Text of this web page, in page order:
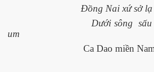
Đồng Nai xứ sở
Dưới sông
um
Ca Dao miền